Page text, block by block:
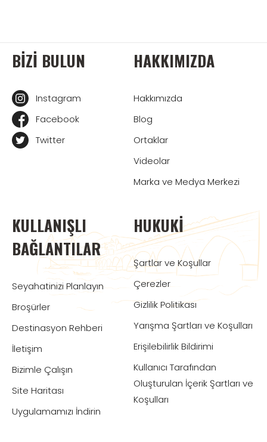
BIZI BULUN
Instagram
Facebook
Twitter
HAKKIMIZDA
Hakkımızda
Blog
Ortaklar
Videolar
Marka ve Medya Merkezi
KULLANIŞLI
BAĞLANTILAR
Seyahatinizi Planlayın
Broşürler
Destinasyon Rehberi
İletişim
Bizimle Çalışın
Site Haritası
Uygulamamızı İndirin
HUKUKI
Şartlar ve Koşullar
Çerezler
Gizlilik Politikası
Yarışma Şartları ve Koşulları
Erişilebilirlik Bildirimi
Kullanıcı Tarafından
Oluşturulan İçerik Şartları ve
Koşulları